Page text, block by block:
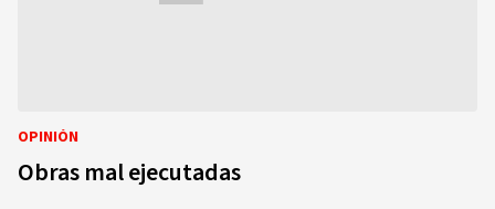
OPINIÓN
Obras mal ejecutadas